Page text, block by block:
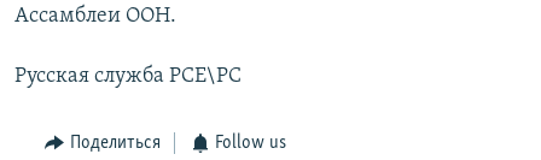
Ассамблеи ООН.
Русская служба РСЕ\РС
Поделиться Follow us